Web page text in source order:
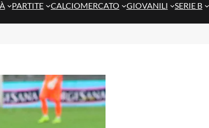
PARTITE CALCIOMERCATO GIOVANILI SERIE B